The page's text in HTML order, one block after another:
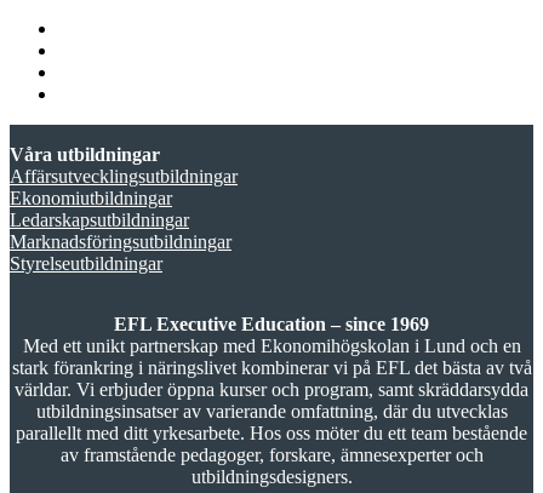
Våra utbildningar
Affärsutvecklingsutbildningar
Ekonomiutbildningar
Ledarskapsutbildningar
Marknadsföringsutbildningar
Styrelseutbildningar
EFL Executive Education – since 1969
Med ett unikt partnerskap med Ekonomihögskolan i Lund och en
stark förankring i näringslivet kombinerar vi på EFL det bästa av två
världar. Vi erbjuder öppna kurser och program, samt skräddarsydda
utbildningsinsatser av varierande omfattning, där du utvecklas
parallellt med ditt yrkesarbete. Hos oss möter du ett team bestående
av framstående pedagoger, forskare, ämnesexperter och
utbildningsdesigners.